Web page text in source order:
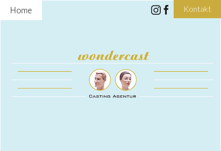
Home Kontakt